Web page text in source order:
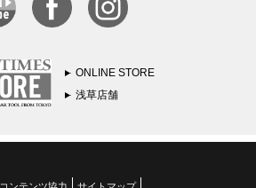
ONLINE STORE
浅草店舗